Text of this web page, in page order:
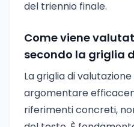
del triennio finale.
Come viene
secondo la griglia
La griglia di
argomentare
riferimenti concreti,